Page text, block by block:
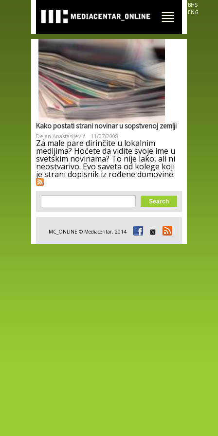
main
content
BHS
ENG
Kako postati strani novinar u sopstvenoj zemlji
Dejan Anastasijević 11/07/2008
Za male pare dirinčite u lokalnim
medijima? Hoćete da vidite svoje ime u
svetskim novinama? To nije lako, ali ni
neostvarivo. Evo saveta od kolege koji
je strani dopisnik iz rođene domovine.
Search form
Search
MC_ONLINE © Mediacentar, 2014